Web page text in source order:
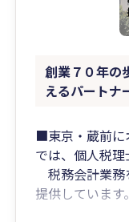
創業７０年の
えるパートナ
■東京・蔵前に
では、個人税理
税務会計業務
提供しています。